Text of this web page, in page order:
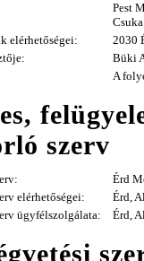
Pest
elérhetőségei:
2030
Büki
A
szerv
Érd
elérhetőségei:
Érd,
ügyfélszolgálata:
Érd,